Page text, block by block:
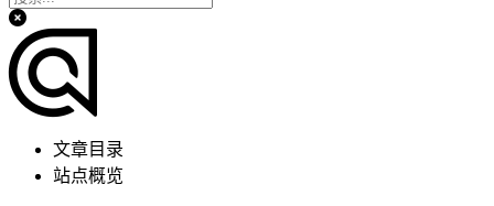
文章目录
站点概览